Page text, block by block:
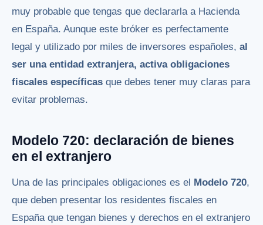
muy probable que tengas que declararla a Hacienda
en España. Aunque este bróker es perfectamente
legal y utilizado por miles de inversores españoles, al
ser una entidad extranjera, activa obligaciones
fiscales específicas que debes tener muy claras para
evitar problemas.
Modelo 720: declaración de bienes
en el extranjero
Una de las principales obligaciones es el Modelo 720,
que deben presentar los residentes fiscales en
España que tengan bienes y derechos en el extranjero